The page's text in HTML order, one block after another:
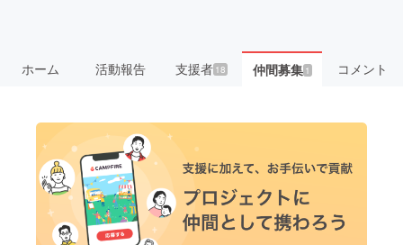
ホーム 活動報告 支援者 18 仲間募集 1 コメント